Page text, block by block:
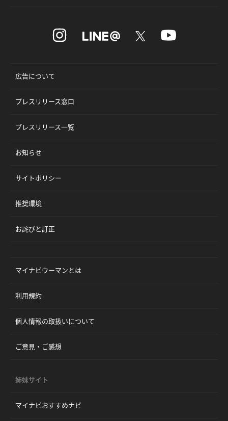
広告について
プレスリリース窓口
プレスリリース一覧
お知らせ
サイトポリシー
推奨環境
お詫びと訂正
マイナビウーマンとは
利用規約
個人情報の取扱いについて
ご意見・ご感想
姉妹サイト
マイナビおすすめナビ